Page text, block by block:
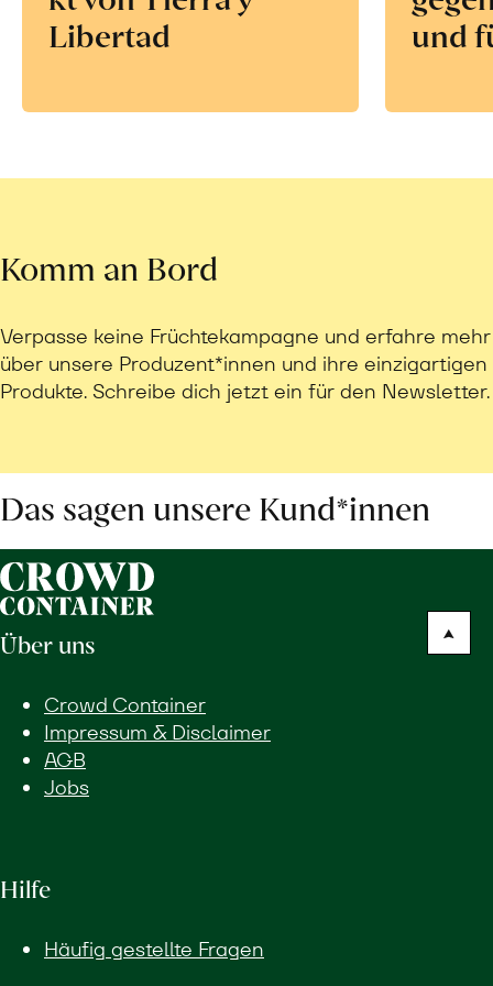
Libertad
und
Komm an Bord
Verpasse keine Früchtekampagne und erfahre mehr
über unsere Produzent*innen und ihre einzigartigen
Produkte. Schreibe dich jetzt ein für den Newsletter.
Das sagen unsere Kund*innen
Über uns
Crowd Container
Impressum & Disclaimer
AGB
Jobs
Hilfe
Häufig gestellte Fragen